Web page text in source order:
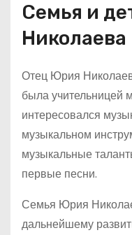
Семья и
Николаева
Отец Юрия
была учительницей
интересовался
музыкальном
музыкальные
первые песни.
Семья Юрия
дальнейшему